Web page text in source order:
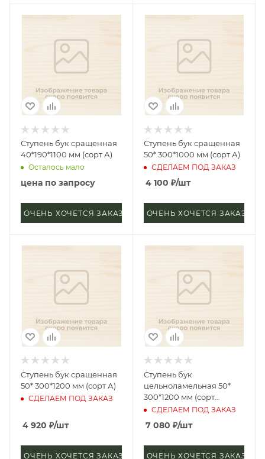
Ступень бук сращенная
40*190*1100 мм (сорт А)
Осталось мало
цена по запросу
ОЧЕНЬ ХОЧЕТСЯ ЗАКАЗАТЬ
Ступень бук сращенная
50* 300*1000 мм (сорт А)
СДЕЛАЕМ ПОД ЗАКАЗ
4 100 ₽/шт
ОЧЕНЬ ХОЧЕТСЯ ЗАКАЗАТЬ
Ступень бук сращенная
50* 300*1200 мм (сорт А)
СДЕЛАЕМ ПОД ЗАКАЗ
4 920 ₽/шт
ОЧЕНЬ ХОЧЕТСЯ ЗАКАЗАТЬ
Ступень бук
цельноламельная 50*
300*1200 мм (сорт
Экстра)
СДЕЛАЕМ ПОД ЗАКАЗ
7 080 ₽/шт
ОЧЕНЬ ХОЧЕТСЯ ЗАКАЗАТЬ